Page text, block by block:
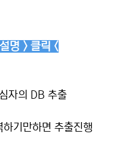
명 > 클릭 <
자의 DB 추출
기만하면 추출진행